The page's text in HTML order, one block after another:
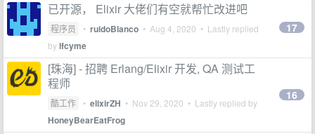
已开源， Elixir 大佬们有空就帮忙改进吧
程序员 • ruidoBlanco • Aug 4, 2020 • Lastly replied
bylfcyme
17
[珠海] - 招聘 Erlang/Elixir 开发, QA 测试工
程师
酷工作 • elixirZH • Nov 29, 2020 • Lastly replied by
HoneyBearEatFrog
16